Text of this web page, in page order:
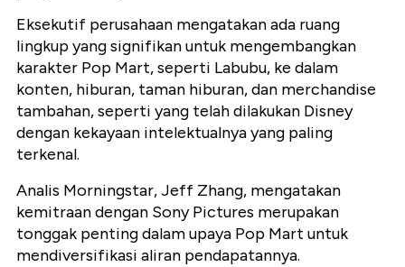
Eksekutif perusahaan mengatakan ada ruang
lingkup yang signifikan untuk mengembangkan
karakter Pop Mart, seperti Labubu, ke dalam
konten, hiburan, taman hiburan, dan merchandise
tambahan, seperti yang telah dilakukan Disney
dengan kekayaan intelektualnya yang paling
terkenal.
Analis Morningstar, Jeff Zhang, mengatakan
kemitraan dengan Sony Pictures merupakan
tonggak penting dalam upaya Pop Mart untuk
mendiversifikasi aliran pendapatannya.